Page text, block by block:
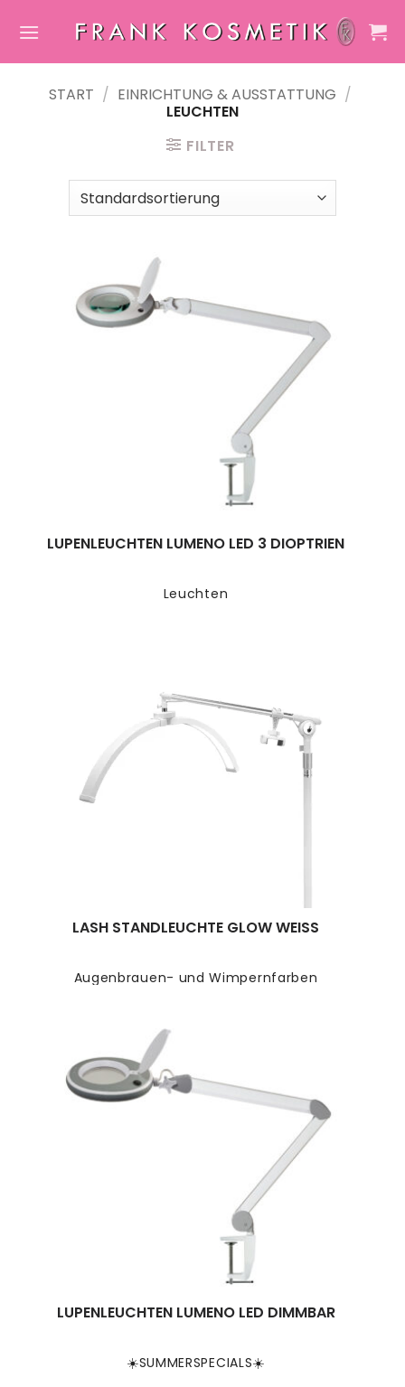
Inhalt
START / EINRICHTUNG & AUSSTATTUNG /
LEUCHTEN
FILTER
Leuchten
LUPENLEUCHTEN LUMENO LED 3 DIOPTRIEN
Augenbrauen- und Wimpernfarben
LASH STANDLEUCHTE GLOW WEISS
☀️SUMMERSPECIALS☀️
LUPENLEUCHTEN LUMENO LED DIMMBAR